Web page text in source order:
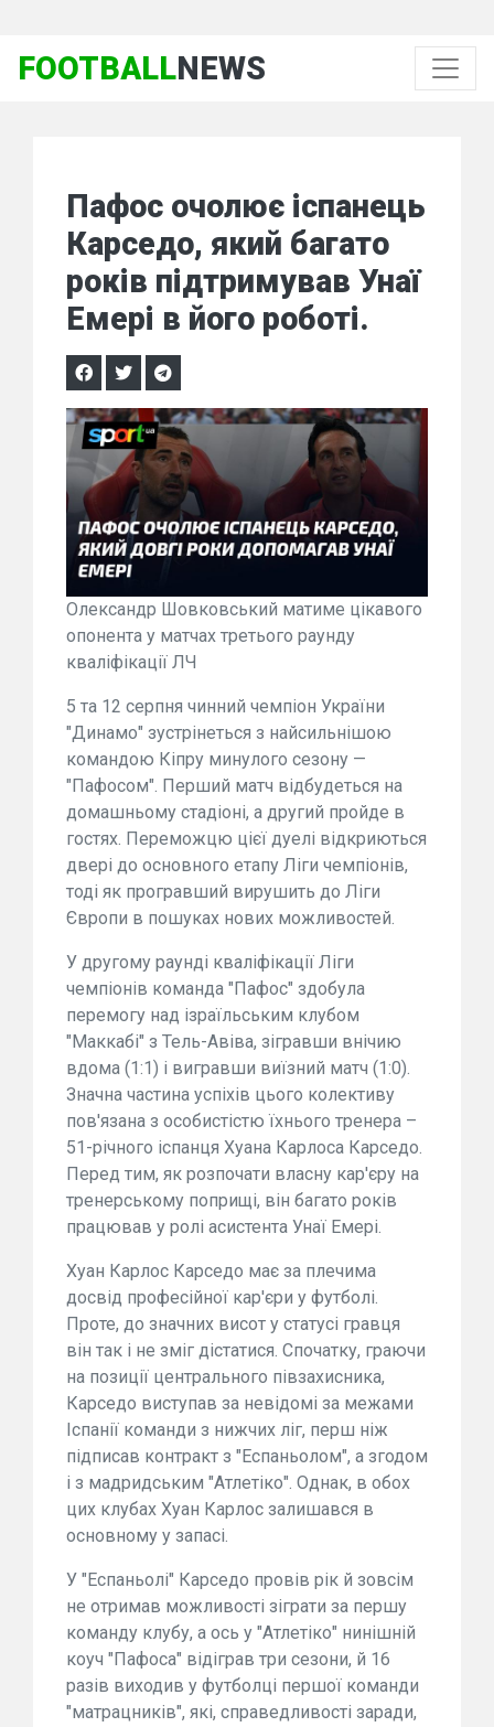
FOOTBALLNEWS
Пафос очолює іспанець
Карседо, який багато
років підтримував Унаї
Емері в його роботі.
Олександр Шовковський матиме цікавого
опонента у матчах третього раунду
кваліфікації ЛЧ
5 та 12 серпня чинний чемпіон України
"Динамо" зустрінеться з найсильнішою
командою Кіпру минулого сезону —
"Пафосом". Перший матч відбудеться на
домашньому стадіоні, а другий пройде в
гостях. Переможцю цієї дуелі відкриються
двері до основного етапу Ліги чемпіонів,
тоді як програвший вирушить до Ліги
Європи в пошуках нових можливостей.
У другому раунді кваліфікації Ліги
чемпіонів команда "Пафос" здобула
перемогу над ізраїльським клубом
"Маккабі" з Тель-Авіва, зігравши внічию
вдома (1:1) і вигравши виїзний матч (1:0).
Значна частина успіхів цього колективу
пов'язана з особистістю їхнього тренера –
51-річного іспанця Хуана Карлоса Карседо.
Перед тим, як розпочати власну кар'єру на
тренерському поприщі, він багато років
працював у ролі асистента Унаї Емері.
Хуан Карлос Карседо має за плечима
досвід професійної кар'єри у футболі.
Проте, до значних висот у статусі гравця
він так і не зміг дістатися. Спочатку, граючи
на позиції центрального півзахисника,
Карседо виступав за невідомі за межами
Іспанії команди з нижчих ліг, перш ніж
підписав контракт з "Еспаньолом", а згодом
і з мадридським "Атлетіко". Однак, в обох
цих клубах Хуан Карлос залишався в
основному у запасі.
У "Еспаньолі" Карседо провів рік й зовсім
не отримав можливості зіграти за першу
команду клубу, а ось у "Атлетіко" нинішній
коуч "Пафоса" відіграв три сезони, й 16
разів виходив у футболці першої команди
"матрацників", які, справедливості заради,